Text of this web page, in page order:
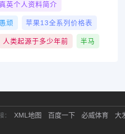
英个人资料简介
顽 苹果13全系列价格表
人类起源于多少年前 半马
： XML地图 百度一下 必威体育 大